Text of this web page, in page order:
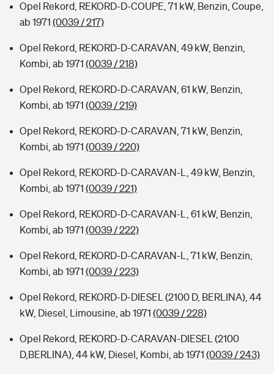
Opel Rekord, REKORD-D-COUPE, 71 kW, Benzin, Coupe,
ab 1971 (0039 / 217)
Opel Rekord, REKORD-D-CARAVAN, 49 kW, Benzin,
Kombi, ab 1971 (0039 / 218)
Opel Rekord, REKORD-D-CARAVAN, 61 kW, Benzin,
Kombi, ab 1971 (0039 / 219)
Opel Rekord, REKORD-D-CARAVAN, 71 kW, Benzin,
Kombi, ab 1971 (0039 / 220)
Opel Rekord, REKORD-D-CARAVAN-L, 49 kW, Benzin,
Kombi, ab 1971 (0039 / 221)
Opel Rekord, REKORD-D-CARAVAN-L, 61 kW, Benzin,
Kombi, ab 1971 (0039 / 222)
Opel Rekord, REKORD-D-CARAVAN-L, 71 kW, Benzin,
Kombi, ab 1971 (0039 / 223)
Opel Rekord, REKORD-D-DIESEL (2100 D, BERLINA), 44
kW, Diesel, Limousine, ab 1971 (0039 / 228)
Opel Rekord, REKORD-D-CARAVAN-DIESEL (2100
D,BERLINA), 44 kW, Diesel, Kombi, ab 1971 (0039 / 243)